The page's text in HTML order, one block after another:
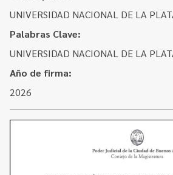
Concursos
Pedido de Acceso a la Información
Tenés Derechos
Plan de Gobierno Abierto en la
Recursos y Acceso a la Justicia
Repositorio de Datos Abiertos
UNIVERSIDAD NACIONAL DE LA
Palabras Clave:
UNIVERSIDAD NACIONAL DE LA
Año de firma:
2026